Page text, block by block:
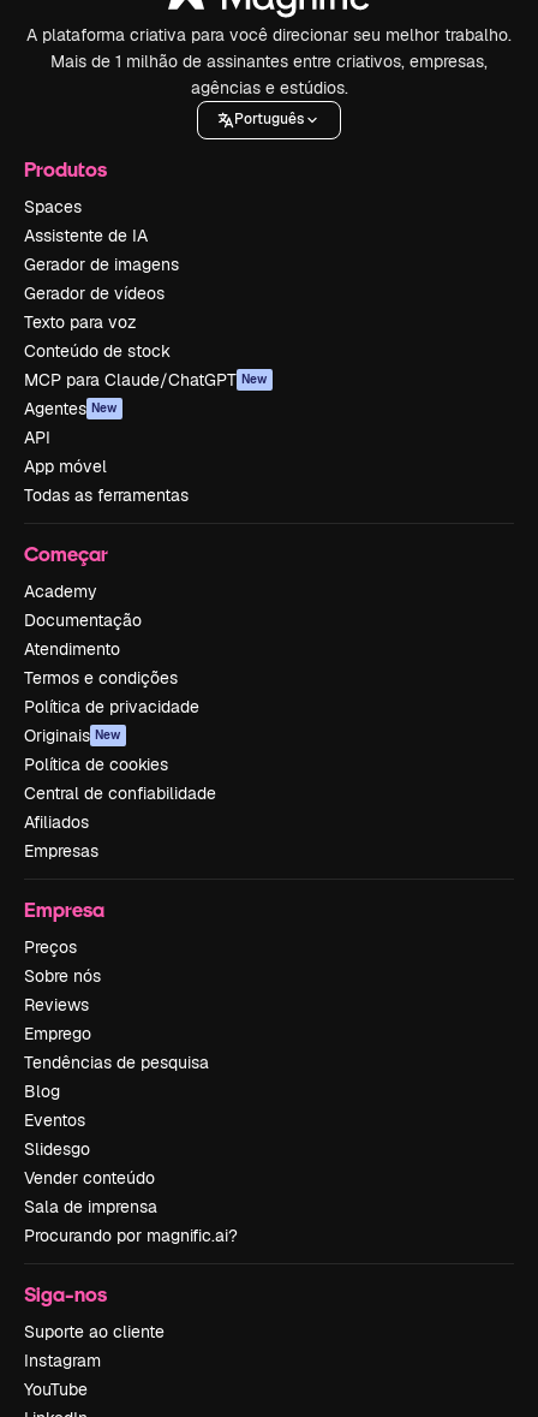
A plataforma criativa para você direcionar seu melhor trabalho.
Mais de 1 milhão de assinantes entre criativos, empresas,
agências e estúdios.
Português
Produtos
Spaces
Assistente de IA
Gerador de imagens
Gerador de vídeos
Texto para voz
Conteúdo de stock
MCP para Claude/ChatGPT New
Agentes New
API
App móvel
Todas as ferramentas
Começar
Academy
Documentação
Atendimento
Termos e condições
Política de privacidade
Originais New
Política de cookies
Central de confiabilidade
Afiliados
Empresas
Empresa
Preços
Sobre nós
Reviews
Emprego
Tendências de pesquisa
Blog
Eventos
Slidesgo
Vender conteúdo
Sala de imprensa
Procurando por magnific.ai?
Siga-nos
Suporte ao cliente
Instagram
YouTube